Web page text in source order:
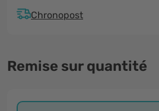
Chronopost
Remise sur quantité